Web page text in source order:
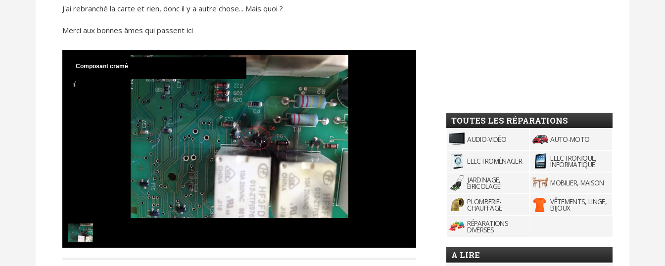
J'ai rebranché la carte et rien, donc il y a autre chose... Mais quoi ?
Merci aux bonnes âmes qui passent ici
Composant cramé
TOUTES LES RÉPARATIONS
AUDIO-VIDÉO AUTO-MOTO
ELECTROMÉNAGER ELECTRONIQUE,
INFORMATIQUE
JARDINAGE,
BRICOLAGE
MOBILIER, MAISON
PLOMBERIE-
CHAUFFAGE
VÊTEMENTS, LINGE,
BIJOUX
RÉPARATIONS
DIVERSES
A LIRE